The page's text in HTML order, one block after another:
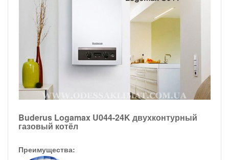
Buderus Logamax U044-24K двухконтурный
газовый котёл
Преимущества: